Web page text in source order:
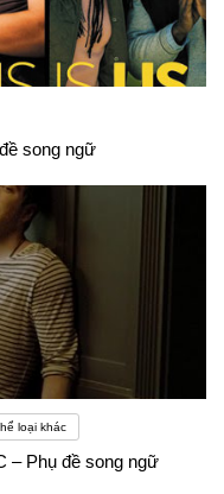
song ngữ
loại khác
– Phụ đề song ngữ